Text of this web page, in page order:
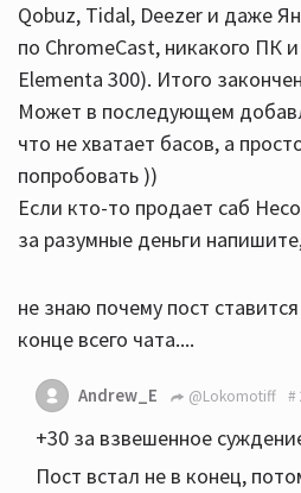
Qobuz, Tidal, Deezer и даже
по ChromeCast, никакого ПК
Elementa 300). Итого
Может в последующем
что не хватает басов, а
попробовать ))
Если кто-то продает саб
за разумные деньги
не знаю почему пост
конце всего чата....
Andrew_E @Lokomotiff
+30 за взвешенное
Пост встал не в конец,